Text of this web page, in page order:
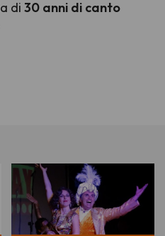
di 30 anni di canto